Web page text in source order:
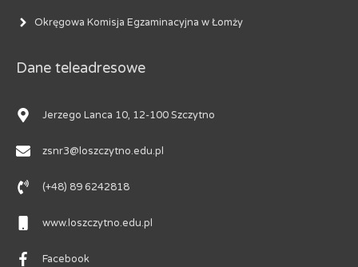
Okręgowa Komisja Egzaminacyjna w Łomży
Dane teleadresowe
Jerzego Lanca 10, 12-100 Szczytno
zsnr3@loszczytno.edu.pl
(+48) 89 6242818
www.loszczytno.edu.pl
Facebook